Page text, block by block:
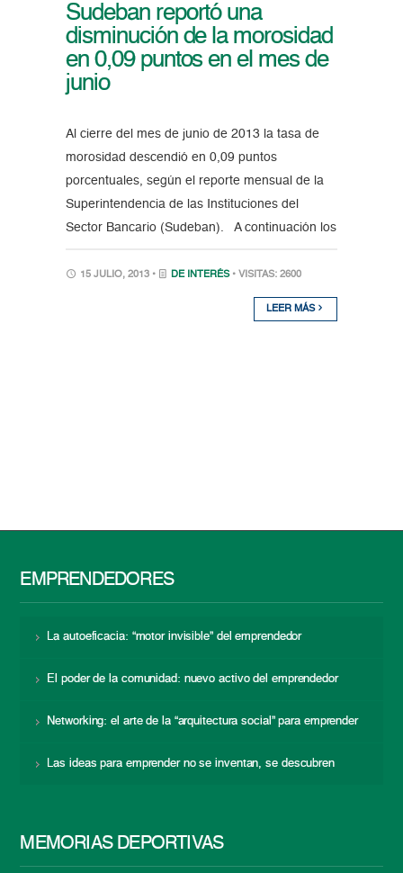
Sudeban reportó una
disminución de la morosidad
en 0,09 puntos en el mes de
junio
Al cierre del mes de junio de 2013 la tasa de
morosidad descendió en 0,09 puntos
porcentuales, según el reporte mensual de la
Superintendencia de las Instituciones del
Sector Bancario (Sudeban). A continuación los
15 JULIO, 2013 • DE INTERÉS • VISITAS: 2600
LEER MÁS
EMPRENDEDORES
La autoeficacia: “motor invisible” del emprendedor
El poder de la comunidad: nuevo activo del emprendedor
Networking: el arte de la “arquitectura social” para emprender
Las ideas para emprender no se inventan, se descubren
MEMORIAS DEPORTIVAS